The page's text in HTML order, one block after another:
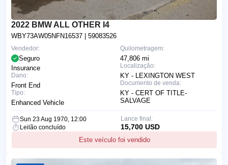
2022 BMW ALL OTHER I4
WBY73AW05NFN16537 | 59083526
Quilometragem:
47,806 mi
Localização:
KY - LEXINGTON WEST
Documento de venda:
KY - CERT OF TITLE-
SALVAGE
Vendedor:
Seguro
Insurance
Dano:
Front End
Tipo:
Enhanced Vehicle
Sun 23 Aug 1970, 12:00
Leilão concluído
Este veículo foi vendido
Lance final:
15,700 USD